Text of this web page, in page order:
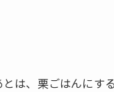
は、栗ごはんにす